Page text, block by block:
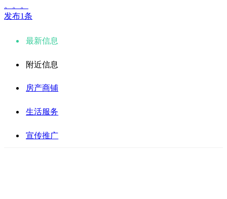
。。。
发布1条
最新信息
附近信息
房产商铺
生活服务
宣传推广